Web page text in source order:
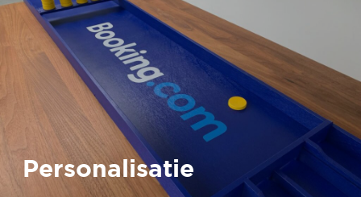
Personalisatie